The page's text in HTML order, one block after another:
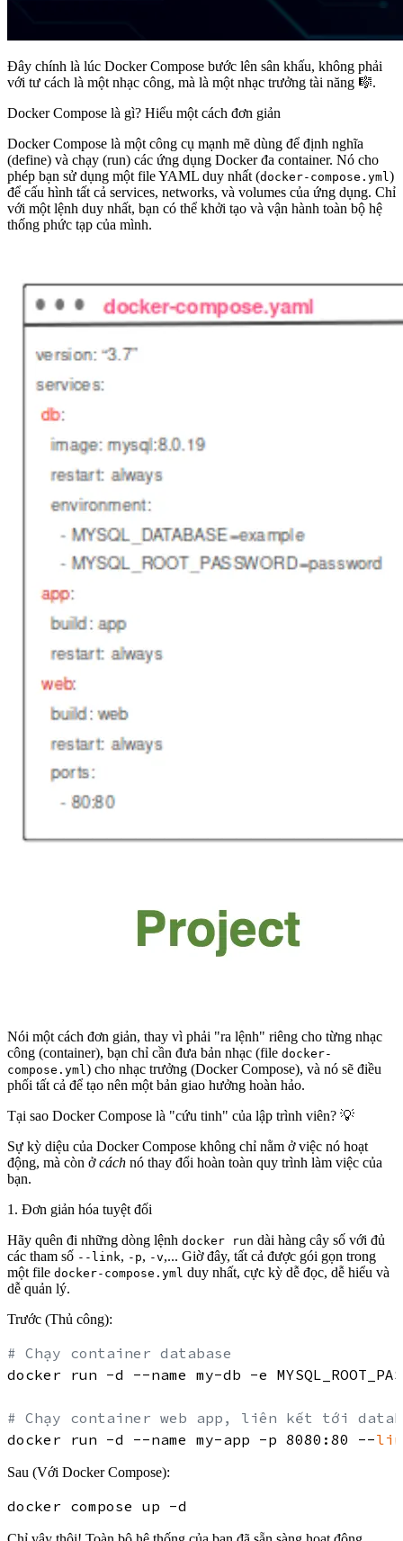
Đây chính là lúc Docker Compose bước lên sân khấu, không phải
với tư cách là một nhạc công, mà là một nhạc trưởng tài năng 🎼.
Docker Compose là gì? Hiểu một cách đơn giản
Docker Compose là một công cụ mạnh mẽ dùng để định nghĩa
(define) và chạy (run) các ứng dụng Docker đa container. Nó cho
phép bạn sử dụng một file YAML duy nhất (docker-compose.yml)
để cấu hình tất cả services, networks, và volumes của ứng dụng. Chỉ
với một lệnh duy nhất, bạn có thể khởi tạo và vận hành toàn bộ hệ
thống phức tạp của mình.
Nói một cách đơn giản, thay vì phải "ra lệnh" riêng cho từng nhạc
công (container), bạn chỉ cần đưa bản nhạc (file docker-
compose.yml) cho nhạc trưởng (Docker Compose), và nó sẽ điều
phối tất cả để tạo nên một bản giao hưởng hoàn hảo.
Tại sao Docker Compose là "cứu tinh" của lập trình viên? 💡
Sự kỳ diệu của Docker Compose không chỉ nằm ở việc nó hoạt
động, mà còn ởcách nó thay đổi hoàn toàn quy trình làm việc của
bạn.
1. Đơn giản hóa tuyệt đối
Hãy quên đi những dòng lệnh docker run dài hàng cây số với đủ
các tham số --link, -p, -v,... Giờ đây, tất cả được gói gọn trong
một file docker-compose.yml duy nhất, cực kỳ dễ đọc, dễ hiểu và
dễ quản lý.
Trước (Thủ công):
# Chạy container database
docker run -d --name my-db -e
# Chạy container web app, liên kết tới
docker run -d --name my-app -p 8080:80 --
Sau (Với Docker Compose):